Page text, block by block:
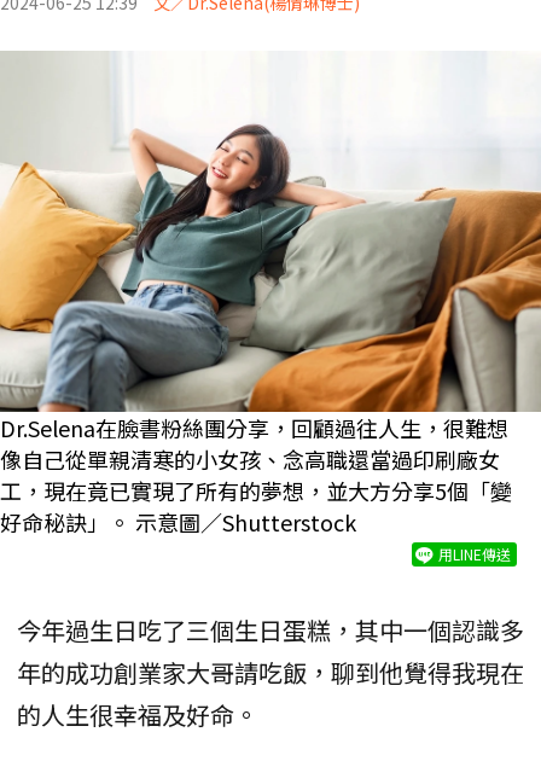
Dr.Selena在臉書粉絲團分享，回顧過往人生，很難想
像自己從單親清寒的小女孩、念高職還當過印刷廠女
工，現在竟已實現了所有的夢想，並大方分享5個「變
好命秘訣」。 示意圖／Shutterstock
用LINE傳送
今年過生日吃了三個生日蛋糕，其中一個認識多
年的成功創業家大哥請吃飯，聊到他覺得我現在
的人生很幸福及好命。